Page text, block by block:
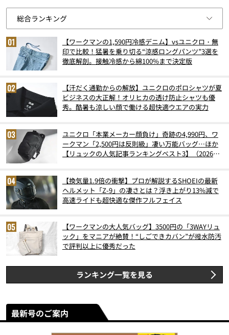
【ワークマンの1,590円冷感デニム】vsユニクロ・無
印で比較！猛暑を乗り切る“涼感ロングパンツ”3選を
徹底解剖。接触冷感から綿100%まで決定版
【汗だく通勤からの解放】ユニクロのポロシャツが夏
ビジネスの大正解！オリヒカの透け防止シャツも優
秀。酷暑も涼しい顔で働ける超快適ウエアの実力
ユニクロ「本業メーカー顔負け」奇跡の4,990円、ワ
ークマン「2,500円は反則級」凄い万能バッグ…ほか
【リュックの人気記事ランキングベスト3】（2026年
【換気量1.9倍の衝撃】プロが解説するSHOEIの最新
ヘルメット「Z-9」の凄さとは？浮き上がり13%減で
高速ライドも超快適な傑作フルフェイス
【ワークマンの大人気バッグ】3500円の「3WAYリュ
ック」をマニアが絶賛！“しごできカバン”が撥水防汚
で評判以上に優秀だった
ランキング一覧を見る
最新号のご案内